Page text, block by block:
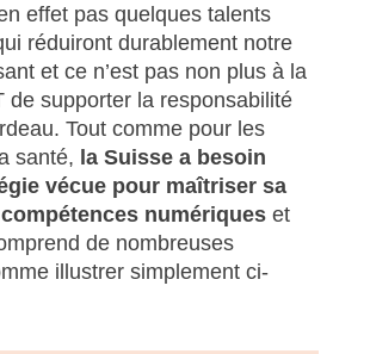
effet pas quelques talents
réduiront durablement notre
et ce n’est pas non plus à la
de supporter la responsabilité
Tout comme pour les
santé, la Suisse a besoin
vécue pour maîtriser sa
numériqueset
de nombreuses
illustrer simplement ci-